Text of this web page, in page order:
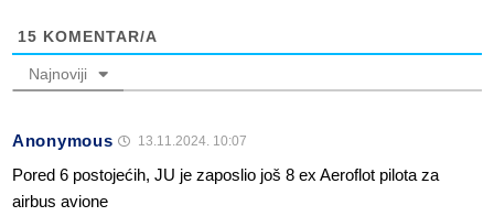
15 KOMENTAR/A
Najnoviji
Anonymous 13.11.2024. 10:07
Pored 6 postojećih, JU je zaposlio još 8 ex Aeroflot pilota za
airbus avione